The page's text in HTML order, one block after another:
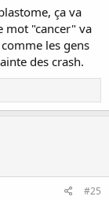
ça va
mot "cancer" va
les gens
des crash.
#25